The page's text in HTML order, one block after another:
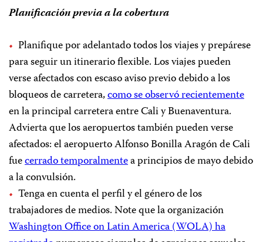
Planificación previa a la cobertura
Planifique por adelantado todos los viajes y prepárese
para seguir un itinerario flexible. Los viajes pueden
verse afectados con escaso aviso previo debido a los
bloqueos de carretera,como se observó recientemente
en la principal carretera entre Cali y Buenaventura.
Advierta que los aeropuertos también pueden verse
afectados: el aeropuerto Alfonso Bonilla Aragón de Cali
fuecerrado temporalmentea principios de mayo debido
a la convulsión.
Tenga en cuenta el perfil y el género de los
trabajadores de medios. Note que la organización
Washington Office on Latin America (WOLA) ha